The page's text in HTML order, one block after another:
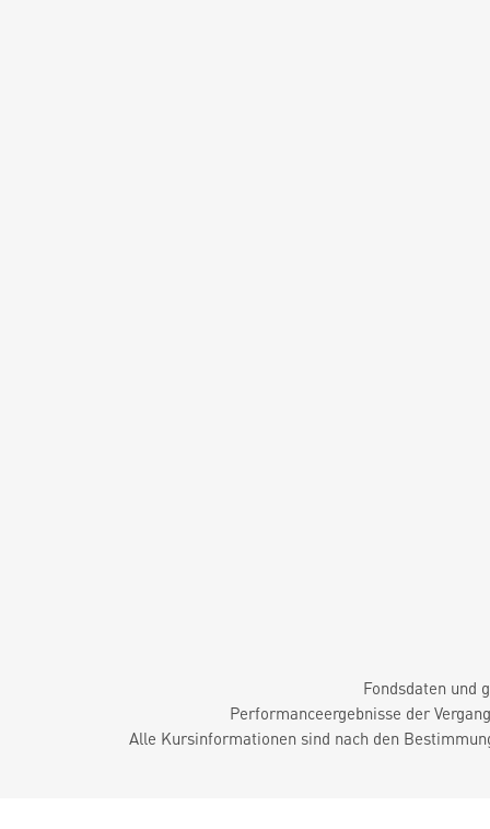
Fondsdaten und
Performanceergebnisse der
Alle Kursinformationen sind nach den